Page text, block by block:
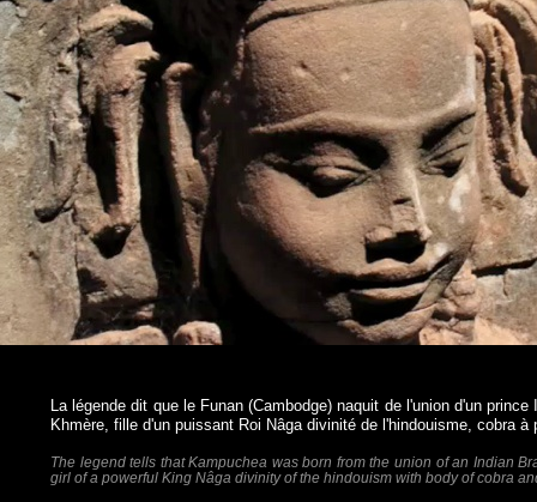
La légende dit que le Funan (Cambodge) naquit de l'union d'un prince
Khmère, fille d'un puissant Roi Nâga divinité de l'hindouisme, cobra à
The legend tells that Kampuchea was born from the union of an Indian
girl of a powerful King Nâga divinity of the hindouism with body of cobra